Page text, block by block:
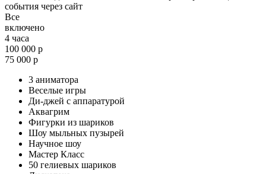
события через сайт
Все
включено
4 часа
100 000 р
75 000 р
3 аниматора
Веселые игры
Ди-джей с аппаратурой
Аквагрим
Фигурки из шариков
Шоу мыльных пузырей
Научное шоу
Мастер Класс
50 гелиевых шариков